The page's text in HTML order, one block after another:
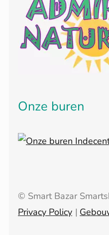
Onze buren
© Smart Bazar
Privacy Policy